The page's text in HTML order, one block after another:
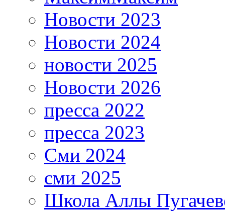
Новости 2023
Новости 2024
новости 2025
Новости 2026
пресса 2022
пресса 2023
Сми 2024
сми 2025
Школа Аллы